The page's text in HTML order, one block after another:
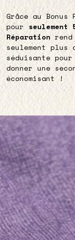
Grâce au
pour seulement
Réparation
seulement plus
séduisante
donner une
économisant !